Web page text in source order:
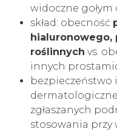
widoczne gołym
skład: obecność
hialuronowego,
roślinnych vs.
innych
bezpieczeństwo
zgłaszanych
stosowania przy